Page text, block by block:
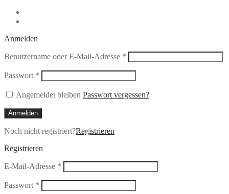
Anmelden
Benutzername oder E-Mail-Adresse * Erforderlich
Passwort * Erforderlich
Angemeldet bleiben Passwort vergessen?
Anmelden
Noch nicht registriert?Registrieren
Registrieren
E-Mail-Adresse * Erforderlich
Passwort * Erforderlich